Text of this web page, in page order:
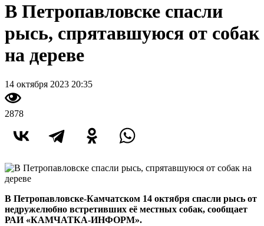
В Петропавловске спасли
рысь, спрятавшуюся от собак
на дереве
14 октября 2023 20:35
2878
В Петропавловске-Камчатском 14 октября спасли рысь от
недружелюбно встретивших её местных собак, сообщает
РАИ «КАМЧАТКА-ИНФОРМ».